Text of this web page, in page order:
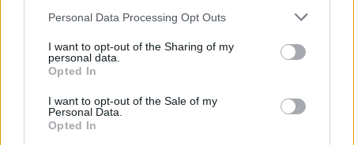
Please note that this website/app uses one or more Google
not limited to your visit or usage behaviour. You may click to
grant or deny consent to Google and its third-party tags to
use your data for below specified purposes in below Google
consent section.
Personal Data Processing Opt Outs
I want to opt-out of the Sharing of my
personal data.
Opted In
I want to opt-out of the Sale of my
Personal Data.
Opted In
Check-list scaricabile: sicurezza, sole e
Una check-list spunta errori e velocizza le
salvare sul telefono. Comprende dotazioni base,
protezione solare